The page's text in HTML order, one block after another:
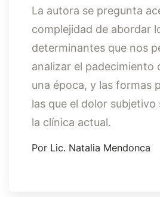
La autora se pregunta
complejidad de abordar
determinantes que nos
analizar el padecimiento
una época, y las formas
las que el dolor subjetivo
la clínica actual.
Por Lic. Natalia Mendonca